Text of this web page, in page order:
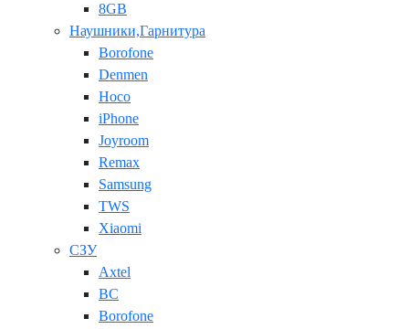
8GB
Наушники,Гарнитура
Borofone
Denmen
Hoco
iPhone
Joyroom
Remax
Samsung
TWS
Xiaomi
СЗУ
Axtel
BC
Borofone